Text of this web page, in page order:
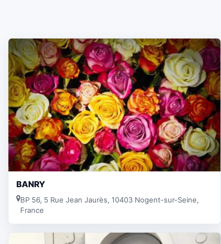
BANRY
BP 56, 5 Rue Jean Jaurès, 10403 Nogent-sur-Seine,
France